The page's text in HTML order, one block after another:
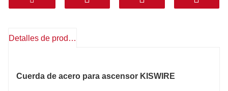
Servicio postventa: Soporte técnico,
Transporte: DHL FEDEX TNT UPS AREMEX
(KSA, Emiratos Árabes Unidos, Qatar, etc.),
Detalles de producto
Cuerda de acero para ascensor KISWIRE